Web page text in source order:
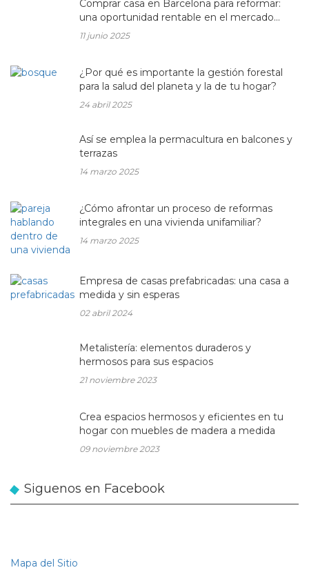
Comprar casa en Barcelona para reformar:
una oportunidad rentable en el mercado
inmobiliario actual
11 junio 2025
¿Por qué es importante la gestión forestal
para la salud del planeta y la de tu hogar?
24 abril 2025
Así se emplea la permacultura en balcones y
terrazas
14 marzo 2025
¿Cómo afrontar un proceso de reformas
integrales en una vivienda unifamiliar?
14 marzo 2025
Empresa de casas prefabricadas: una casa a
medida y sin esperas
02 abril 2024
Metalistería: elementos duraderos y
hermosos para sus espacios
21 noviembre 2023
Crea espacios hermosos y eficientes en tu
hogar con muebles de madera a medida
09 noviembre 2023
Siguenos en Facebook
Mapa del Sitio